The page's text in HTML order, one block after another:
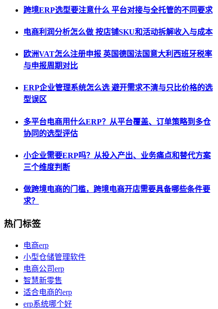
跨境ERP选型要注意什么 平台对接与全托管的不同要求
电商利润分析怎么做 按店铺SKU和活动拆解收入与成本
欧洲VAT怎么注册申报 英国德国法国意大利西班牙税率
与申报周期对比
ERP企业管理系统怎么选 避开需求不清与只比价格的选
型误区
多平台电商用什么ERP？从平台覆盖、订单策略到多仓
协同的选型评估
小企业需要ERP吗？从投入产出、业务痛点和替代方案
三个维度判断
做跨境电商的门槛，跨境电商开店需要具备哪些条件要
求？
热门标签
电商erp
小型仓储管理软件
电商公司erp
智慧新零售
适合电商的erp
erp系统哪个好